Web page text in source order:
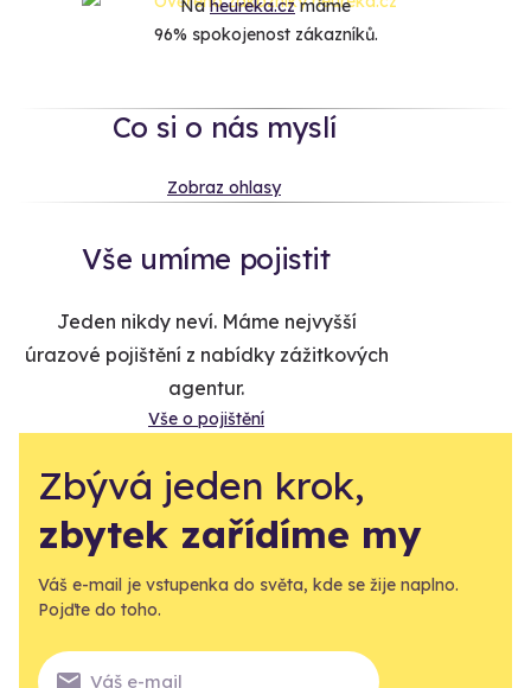
Naheureka.czmáme
96% spokojenost zákazníků.
Co si o nás myslí
Zobraz ohlasy
Vše umíme pojistit
Jeden nikdy neví. Máme nejvyšší
úrazové pojištění z nabídky zážitkových
agentur.
Vše o pojištění
Zbývá jeden krok,
zbytek zařídíme my
Váš e-mail je vstupenka do světa, kde se žije naplno.
Pojďte do toho.